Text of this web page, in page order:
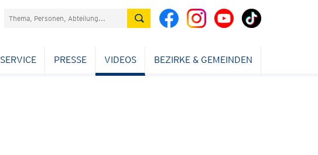
Suchefeld
SERVICE PRESSE VIDEOS BEZIRKE & GEMEINDEN